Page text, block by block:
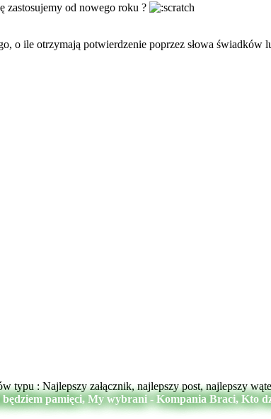
zastosujemy od nowego roku ?
o ile otrzymają potwierdzenie poprzez słowa świadków
typu : Najlepszy załącznik, najlepszy post, najlepszy
pamięci, My wybrani - Kompania Braci, Kto